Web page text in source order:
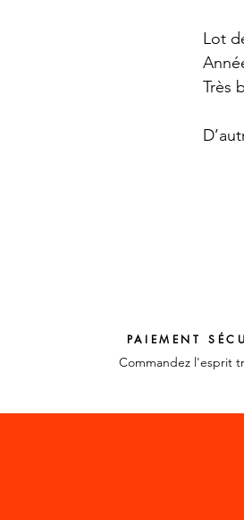
Lot
Très
PAIEMENT
Commandez l'esprit